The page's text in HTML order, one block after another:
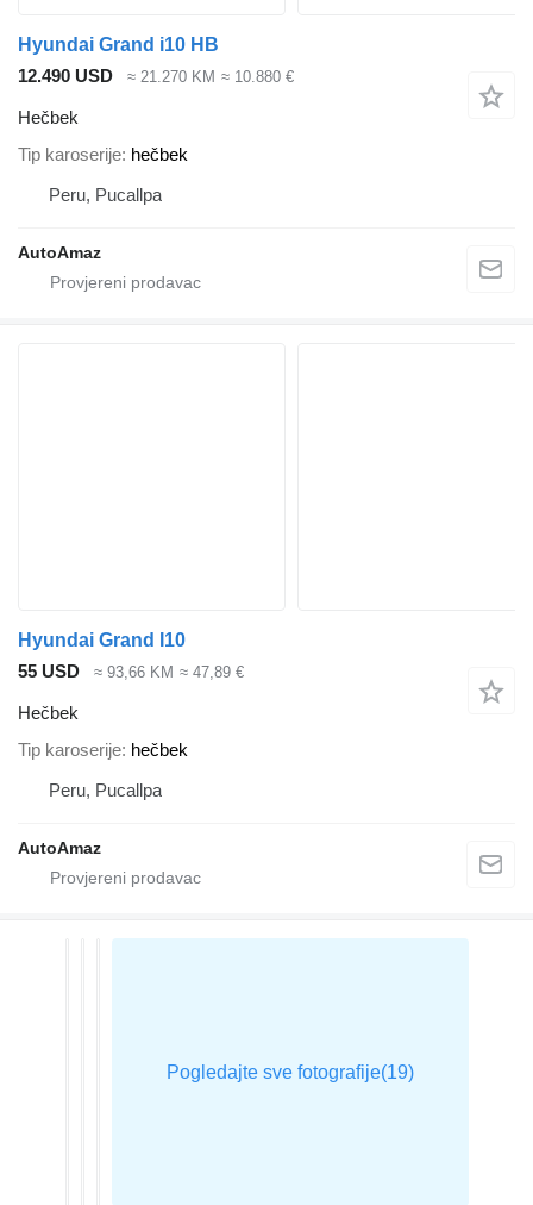
Hyundai Grand i10 HB
12.490 USD
≈ 21.270 KM ≈ 10.880 €
Hečbek
Tip karoserije hečbek
Peru, Pucallpa
AutoAmaz
Hyundai Grand I10
55 USD
≈ 93,66 KM ≈ 47,89 €
Hečbek
Tip karoserije hečbek
Peru, Pucallpa
AutoAmaz